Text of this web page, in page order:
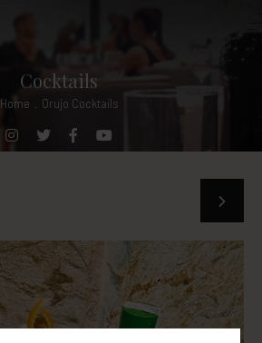
Cocktails
Home Orujo Cocktails